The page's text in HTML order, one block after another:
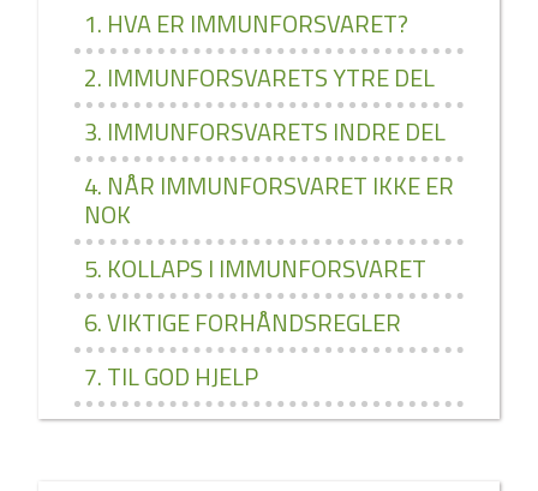
1. HVA ER IMMUNFORSVARET?
2. IMMUNFORSVARETS YTRE DEL
3. IMMUNFORSVARETS INDRE DEL
4. NÅR IMMUNFORSVARET IKKE ER
NOK
5. KOLLAPS I IMMUNFORSVARET
6. VIKTIGE FORHÅNDSREGLER
7. TIL GOD HJELP